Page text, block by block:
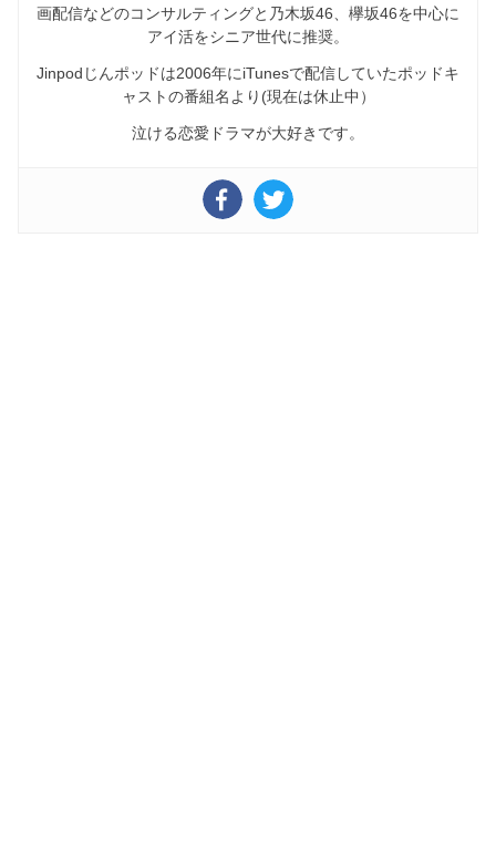
画配信などのコンサルティングと乃木坂46、欅坂46を中心に
アイ活をシニア世代に推奨。
Jinpodじんポッドは2006年にiTunesで配信していたポッドキ
ャストの番組名より(現在は休止中）
泣ける恋愛ドラマが大好きです。